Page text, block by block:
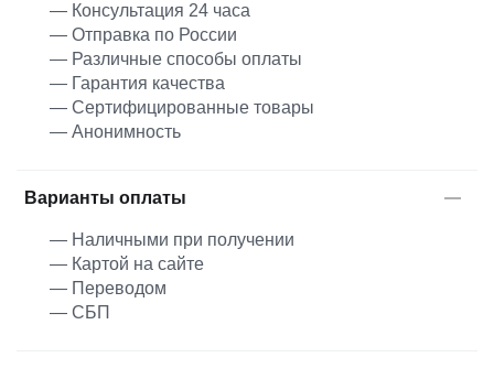
— Консультация 24 часа
— Отправка по России
— Различные способы оплаты
— Гарантия качества
— Сертифицированные товары
— Анонимность
Варианты оплаты
— Наличными при получении
— Картой на сайте
— Переводом
— СБП